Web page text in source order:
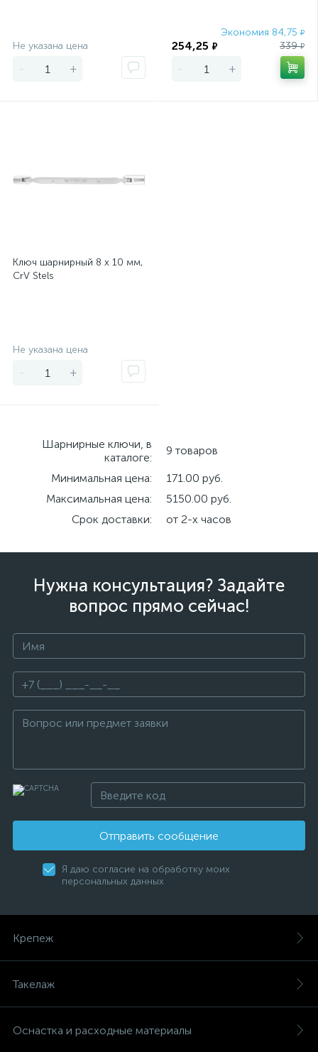
Не указана цена
- +
Экономия 84,75 ₽
254,25 ₽ 339₽
- +
Ключ шарнирный 8 х 10 мм,
CrV Stels
Не указана цена
- +
Шарнирные ключи, в
каталоге:
9 товаров
Минимальная цена:
171.00 руб.
Максимальная цена:
5150.00 руб.
Срок доставки:
от 2-х часов
Нужна консультация? Задайте
вопрос прямо сейчас!
Отправить сообщение
Я даю согласие на обработку моих
персональных данных
Крепеж
Такелаж
Оснастка и расходные материалы